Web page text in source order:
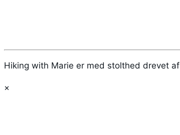
Hiking with Marie er med stolthed drevet af
×